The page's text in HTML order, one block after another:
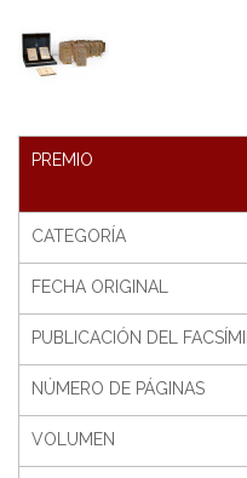
PREMIO
CATEGORÍA
FECHA ORIGINAL
PUBLICACIÓN DEL FACSÍMIL
NÚMERO DE PÁGINAS
VOLUMEN